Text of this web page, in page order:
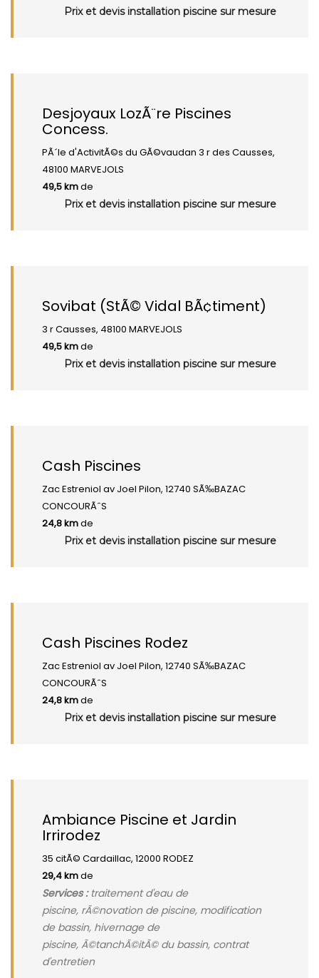
Prix et devis installation piscine sur mesure
Desjoyaux LozÃ¨re Piscines
Concess.
PÃ´le d'ActivitÃ©s du GÃ©vaudan 3 r des Causses,
48100 MARVEJOLS
49,5 kmde
Prix et devis installation piscine sur mesure
Sovibat (StÃ© Vidal BÃ¢timent)
3 r Causses, 48100 MARVEJOLS
49,5 kmde
Prix et devis installation piscine sur mesure
Cash Piscines
Zac Estreniol av Joel Pilon, 12740 SÃ‰BAZAC
CONCOURÃˆS
24,8 kmde
Prix et devis installation piscine sur mesure
Cash Piscines Rodez
Zac Estreniol av Joel Pilon, 12740 SÃ‰BAZAC
CONCOURÃˆS
24,8 kmde
Prix et devis installation piscine sur mesure
Ambiance Piscine et Jardin
Irrirodez
35 citÃ© Cardaillac, 12000 RODEZ
29,4 kmde
Services :traitement d'eau de
piscine, rÃ©novation de piscine, modification
de bassin, hivernage de
piscine, Ã©tanchÃ©itÃ© du bassin, contrat
d'entretien